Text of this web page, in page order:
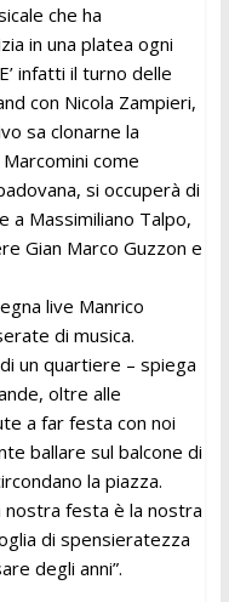
che ha
in una platea ogni
infatti il turno delle
con Nicola Zampieri,
sa clonarne la
come
si occuperà di
a Massimiliano Talpo,
Gian Marco Guzzon e
live Manrico
di musica.
un quartiere – spiega
oltre alle
a far festa con noi
ballare sul balcone di
la piazza.
nostra festa è la nostra
di spensieratezza
degli anni”.